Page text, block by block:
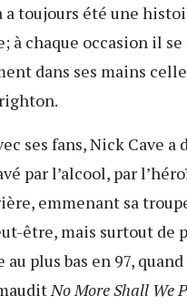
a toujours été une
à chaque occasion il
dans ses mains
ses fans, Nick Cave a
par l’alcool, par
emmenant sa
être, mais surtout de
plus bas en 97,
No More Shall We